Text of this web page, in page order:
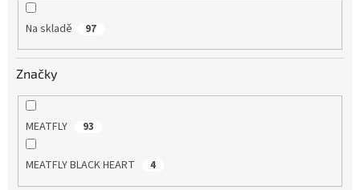
Na skladě 97
Značky
MEATFLY 93
MEATFLY BLACK HEART 4